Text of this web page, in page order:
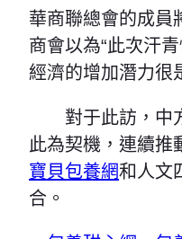
華商聯總會的成員
商會以為“此次汗
經濟的增加潛力很
對于此訪，中方
此為契機，連續推
寶貝包養網和人文
合。